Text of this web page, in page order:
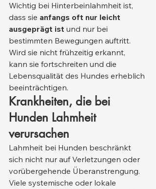
Wichtig bei Hinterbeinlahmheit ist,
dass sie anfangs oft nur leicht
ausgeprägt ist und nur bei
bestimmten Bewegungen auftritt.
Wird sie nicht frühzeitig erkannt,
kann sie fortschreiten und die
Lebensqualität des Hundes erheblich
beeinträchtigen.
Krankheiten, die bei
Hunden Lahmheit
verursachen
Lahmheit bei Hunden beschränkt
sich nicht nur auf Verletzungen oder
vorübergehende Überanstrengung.
Viele systemische oder lokale